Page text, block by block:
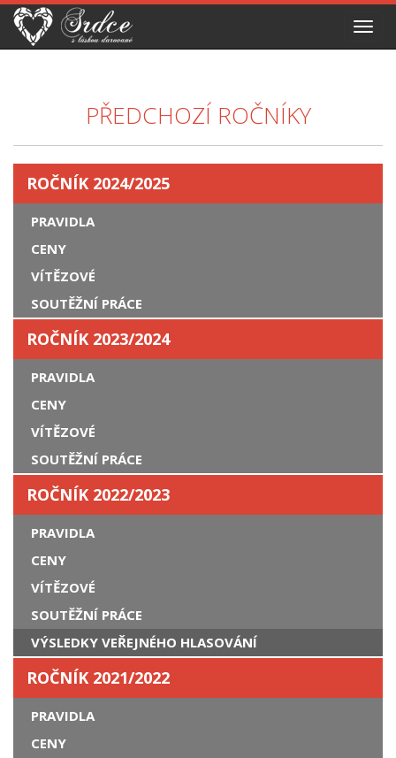
PŘEDCHOZÍ ROČNÍKY
ROČNÍK 2024/2025
PRAVIDLA
CENY
VÍTĚZOVÉ
SOUTĚŽNÍ PRÁCE
ROČNÍK 2023/2024
PRAVIDLA
CENY
VÍTĚZOVÉ
SOUTĚŽNÍ PRÁCE
ROČNÍK 2022/2023
PRAVIDLA
CENY
VÍTĚZOVÉ
SOUTĚŽNÍ PRÁCE
VÝSLEDKY VEŘEJNÉHO HLASOVÁNÍ
ROČNÍK 2021/2022
PRAVIDLA
CENY